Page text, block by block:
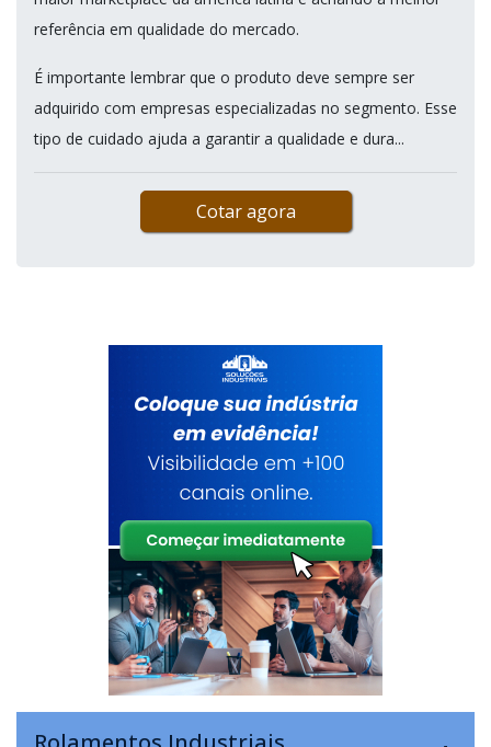
referência em qualidade do mercado.
É importante lembrar que o produto deve sempre ser
adquirido com empresas especializadas no segmento. Esse
tipo de cuidado ajuda a garantir a qualidade e dura...
Cotar agora